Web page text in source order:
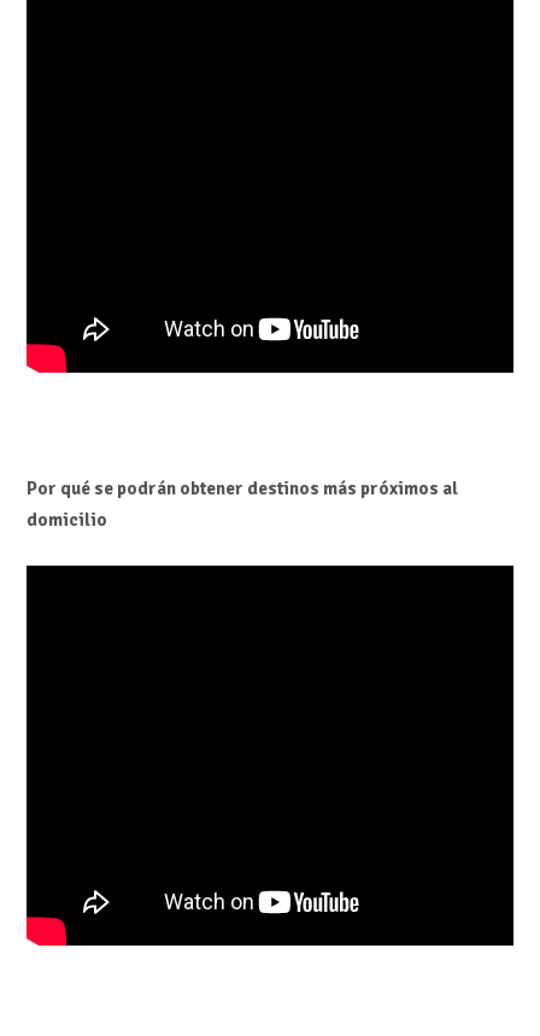
Por qué se podrán obtener destinos más próximos al
domicilio